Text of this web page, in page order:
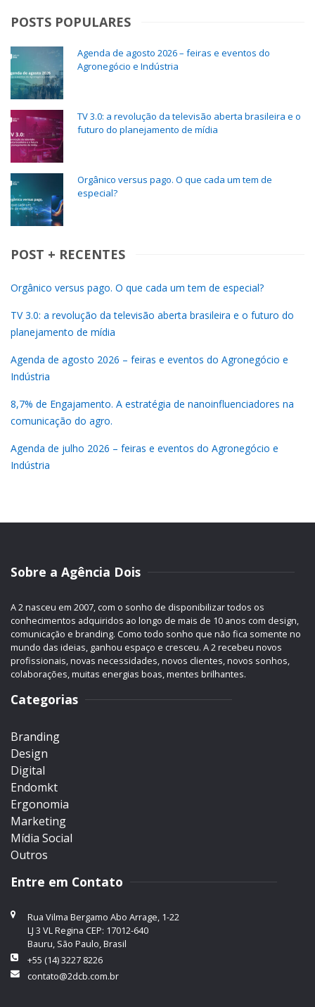
POSTS POPULARES
Agenda de agosto 2026 – feiras e eventos do
Agronegócio e Indústria
TV 3.0: a revolução da televisão aberta brasileira e o
futuro do planejamento de mídia
Orgânico versus pago. O que cada um tem de
especial?
POST + RECENTES
Orgânico versus pago. O que cada um tem de especial?
TV 3.0: a revolução da televisão aberta brasileira e o futuro do
planejamento de mídia
Agenda de agosto 2026 – feiras e eventos do Agronegócio e
Indústria
8,7% de Engajamento. A estratégia de nanoinfluenciadores na
comunicação do agro.
Agenda de julho 2026 – feiras e eventos do Agronegócio e
Indústria
Sobre a Agência Dois
A 2 nasceu em 2007, com o sonho de disponibilizar todos os
conhecimentos adquiridos ao longo de mais de 10 anos com design,
comunicação e branding. Como todo sonho que não fica somente no
mundo das ideias, ganhou espaço e cresceu. A 2 recebeu novos
profissionais, novas necessidades, novos clientes, novos sonhos,
colaborações, muitas energias boas, mentes brilhantes.
Categorias
Branding
Design
Digital
Endomkt
Ergonomia
Marketing
Mídia Social
Outros
Entre em Contato
Rua Vilma Bergamo Abo Arrage, 1-22
LJ 3 VL Regina CEP: 17012-640
Bauru, São Paulo, Brasil
+55 (14) 3227 8226
contato@2dcb.com.br